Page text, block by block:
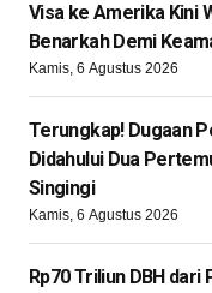
Visa ke Amerika Kini
Benarkah Demi
Kamis, 6 Agustus 2026
Terungkap! Dugaan
Didahului Dua
Singingi
Kamis, 6 Agustus 2026
Rp70 Triliun DBH dari